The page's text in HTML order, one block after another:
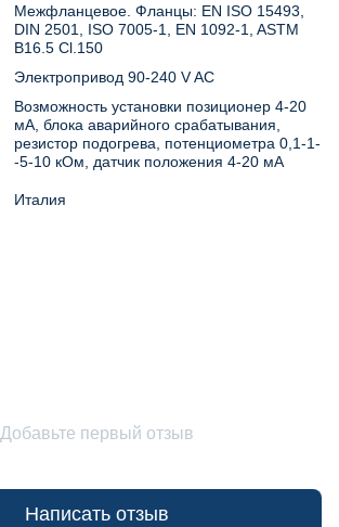
Межфланцевое. Фланцы: EN ISO 15493,
DIN 2501, ISO 7005-1, EN 1092-1, ASTM
B16.5 Cl.150
Электропривод 90-240 V AC
Возможность установки позиционер 4-20
мА, блока аварийного срабатывания,
резистор подогрева, потенциометра 0,1-1-
-5-10 кОм, датчик положения 4-20 мА
Италия
Добавьте первый отзыв
Написать отзыв